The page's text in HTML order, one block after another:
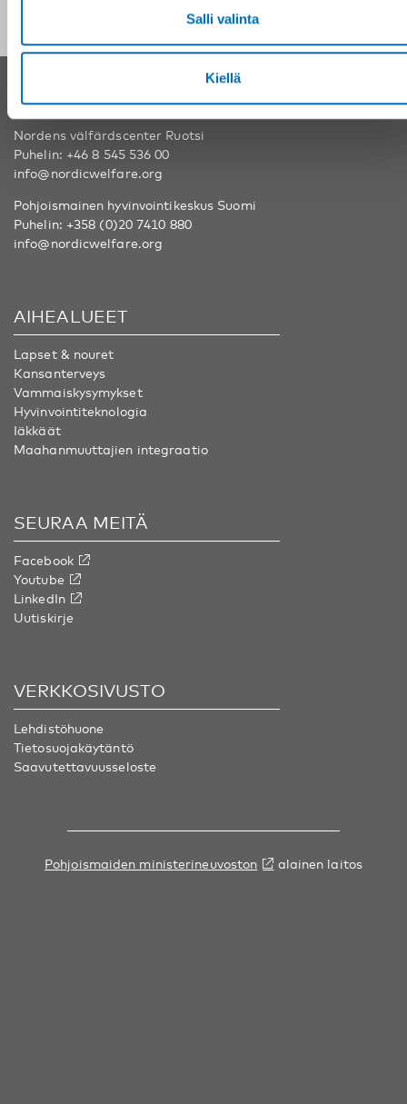
Salli valinta
Kiellä
YHTEYSTIEDOT
Nordens välfärdscenter Ruotsi
Puhelin: +46 8 545 536 00
info@nordicwelfare.org
Pohjoismainen hyvinvointikeskus Suomi
Puhelin: +358 (0)20 7410 880
info@nordicwelfare.org
AIHEALUEET
Lapset & nouret
Kansanterveys
Vammaiskysymykset
Hyvinvointiteknologia
Iäkkäät
Maahanmuuttajien integraatio
SEURAA MEITÄ
Facebook
Youtube
LinkedIn
Uutiskirje
VERKKOSIVUSTO
Lehdistöhuone
Tietosuojakäytäntö
Saavutettavuusseloste
Pohjoismaiden ministerineuvoston alainen laitos